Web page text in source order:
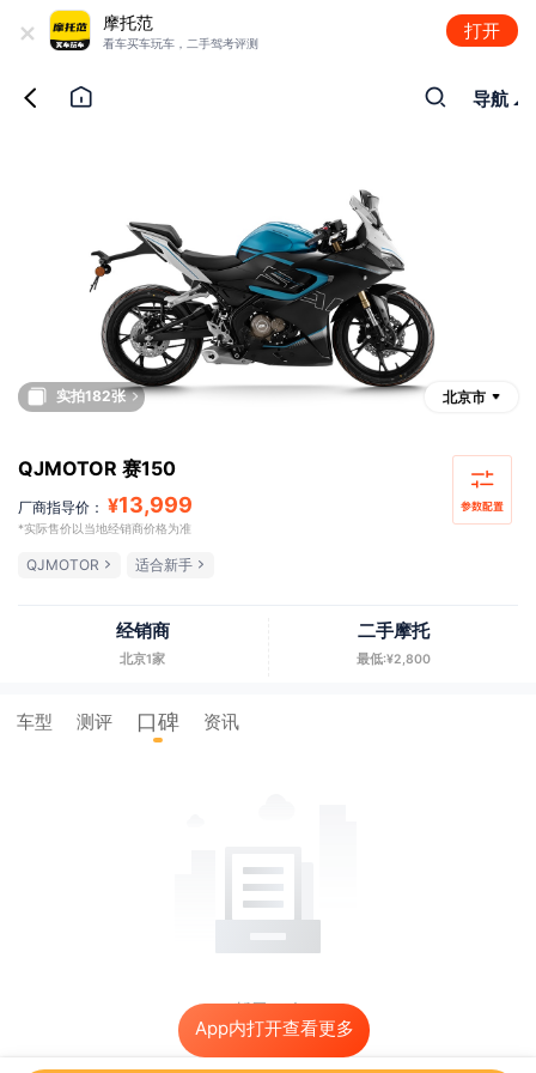
+ 摩托范
看车买车玩车，二手驾考评测
打开
App内打开查看更多
导航
实拍182张 北京市
QJMOTOR 赛150
厂商指导价： ¥13,999
*实际售价以当地经销商价格为准
QJMOTOR 适合新手
经销商
北京1家
二手摩托
最低:¥2,800
车型 测评 口碑 资讯
暂无口碑